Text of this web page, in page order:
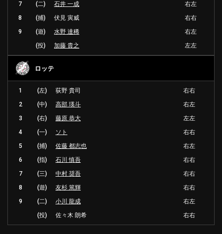
7
(二) 石井 一成
右左
8
(捕) 伏見 寅威
右右
9
(遊) 水野 達稀
右左
(投)
加藤 貴之 左左
ロッテ
1 (左) 荻野 貴司
右右
2
(中) 高部 瑛斗
右左
3
(右) 藤原 恭大
左左
4
(一) ソト
右右
5
(捕) 佐藤 都志也
右左
6
(指) 石川 慎吾
右右
7
(三) 中村 奨吾
右右
8
(遊) 友杉 篤輝
右右
9
(二) 小川 龍成
右左
(投)
佐々木 朗希 右右